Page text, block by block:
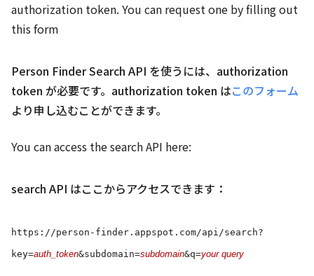
authorization token. You can request one by filling out
this form
Person Finder Search API を使うには、authorization
token が必要です。authorization token はこのフォーム
より申し込むことができます。
You can access the search API here:
search API はここからアクセスできます：
https://person-finder.appspot.com/api/search?
key=auth_token&subdomain=subdomain&q=your query